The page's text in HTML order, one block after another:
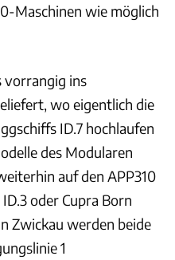
Maschinen wie möglich
vorrangig ins
wo eigentlich die
ID.7 hochlaufen
des Modularen
auf den APP310
oder Cupra Born
Zwickau werden beide
1